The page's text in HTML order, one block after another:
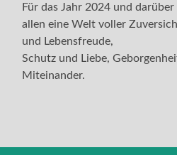
Für das Jahr 2024 und
allen eine Welt voller
und Lebensfreude,
Schutz und Liebe,
Miteinander.